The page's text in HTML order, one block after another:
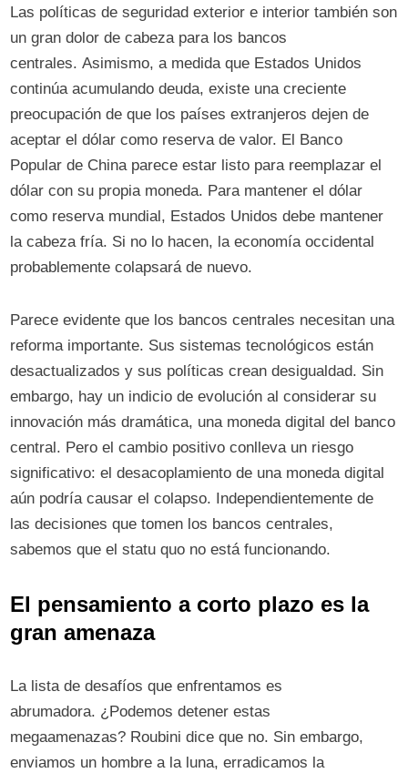
Las políticas de seguridad exterior e interior también son
un gran dolor de cabeza para los bancos
centrales. Asimismo, a medida que Estados Unidos
continúa acumulando deuda, existe una creciente
preocupación de que los países extranjeros dejen de
aceptar el dólar como reserva de valor. El Banco
Popular de China parece estar listo para reemplazar el
dólar con su propia moneda. Para mantener el dólar
como reserva mundial, Estados Unidos debe mantener
la cabeza fría. Si no lo hacen, la economía occidental
probablemente colapsará de nuevo.
Parece evidente que los bancos centrales necesitan una
reforma importante. Sus sistemas tecnológicos están
desactualizados y sus políticas crean desigualdad. Sin
embargo, hay un indicio de evolución al considerar su
innovación más dramática, una moneda digital del banco
central. Pero el cambio positivo conlleva un riesgo
significativo: el desacoplamiento de una moneda digital
aún podría causar el colapso. Independientemente de
las decisiones que tomen los bancos centrales,
sabemos que el statu quo no está funcionando.
El pensamiento a corto plazo es la
gran amenaza
La lista de desafíos que enfrentamos es
abrumadora. ¿Podemos detener estas
megaamenazas? Roubini dice que no. Sin embargo,
enviamos un hombre a la luna, erradicamos la